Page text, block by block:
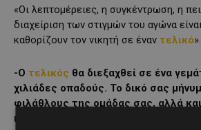
«Οι λεπτομέρειες, η συγκέντρωση, η
διαχείριση των στιγμών του αγώνα
καθορίζουν τον νικητή σε έναν τελικό».
-Ο τελικός θα διεξαχθεί σε ένα
χιλιάδες οπαδούς. Το δικό σας
φιλάθλους της ομάδας σας, αλλά
κόσμο που θα είναι στο γήπεδο.